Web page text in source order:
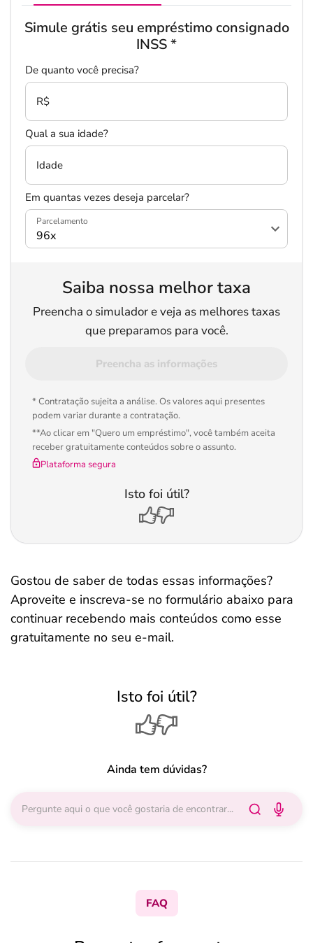
Simule grátis seu empréstimo consignado
INSS*
De quanto você precisa?
R$
Qual a sua idade?
Idade
Em quantas vezes deseja parcelar?
Parcelamento
Saiba nossa melhor taxa
Preencha o simulador e veja as melhores taxas
que preparamos para você.
Preencha as informações
* Contratação sujeita a análise. Os valores aqui presentes
podem variar durante a contratação.
**Ao clicar em "Quero um empréstimo", você também aceita
receber gratuitamente conteúdos sobre o assunto.
Plataforma segura
Isto foi útil?
Gostou de saber de todas essas informações?
Aproveite e inscreva-se no formulário abaixo para
continuar recebendo mais conteúdos como esse
gratuitamente no seu e-mail.
Isto foi útil?
Ainda tem dúvidas?
FAQ